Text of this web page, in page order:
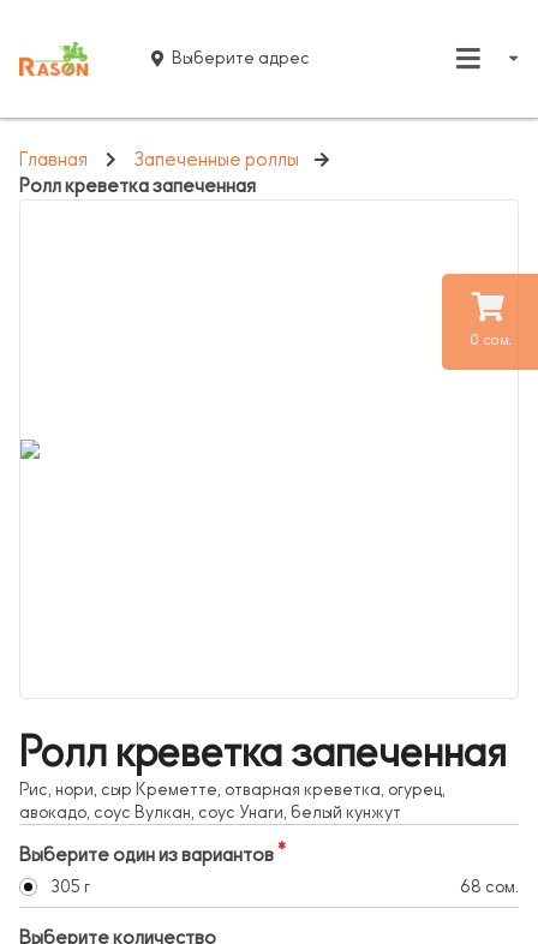
0 сом.
Выберите адрес
Главная
Запеченные роллы
Ролл креветка запеченная
Ролл креветка запеченная
Рис, нори, сыр Креметте, отварная креветка, огурец,
авокадо, соус Вулкан, соус Унаги, белый кунжут
Выберите один из вариантов
305 г 68 сом.
Выберите количество